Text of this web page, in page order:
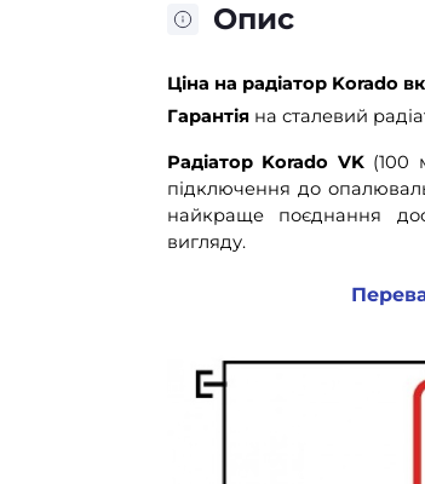
Опис
Ціна на радіатор Korado
Гарантія на сталевий
Радіатор Korado VK(100
підключення до
найкраще поєднання
вигляду.